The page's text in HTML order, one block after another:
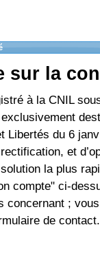
sur la
à la CNIL
Libertés du 6
et
la plus
compte" ci-
concernant ;
de contact.